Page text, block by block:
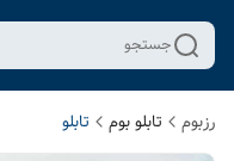
جستجو
رزبوم تابلو بوم تابلو